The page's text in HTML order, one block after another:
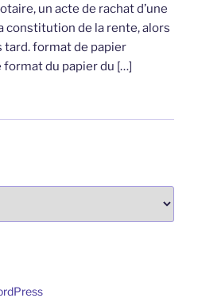
un acte de rachat d’une
constitution de la rente, alors
tard. format de papier
du papier du […]